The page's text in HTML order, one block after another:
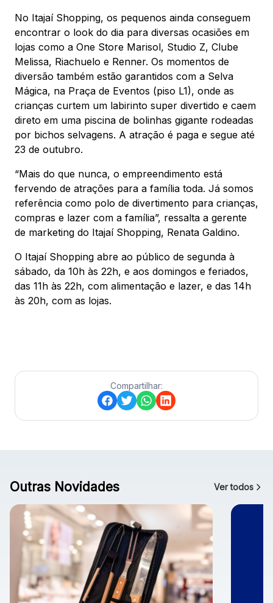
No Itajaí Shopping, os pequenos ainda conseguem
encontrar o look do dia para diversas ocasiões em
lojas como a One Store Marisol, Studio Z, Clube
Melissa, Riachuelo e Renner. Os momentos de
diversão também estão garantidos com a Selva
Mágica, na Praça de Eventos (piso L1), onde as
crianças curtem um labirinto super divertido e caem
direto em uma piscina de bolinhas gigante rodeadas
por bichos selvagens. A atração é paga e segue até
23 de outubro.
“Mais do que nunca, o empreendimento está
fervendo de atrações para a família toda. Já somos
referência como polo de divertimento para crianças,
compras e lazer com a família”, ressalta a gerente
de marketing do Itajaí Shopping, Renata Galdino.
O Itajaí Shopping abre ao público de segunda à
sábado, da 10h às 22h, e aos domingos e feriados,
das 11h às 22h, com alimentação e lazer, e das 14h
às 20h, com as lojas.
Compartilhar:
Outras Novidades Ver todos